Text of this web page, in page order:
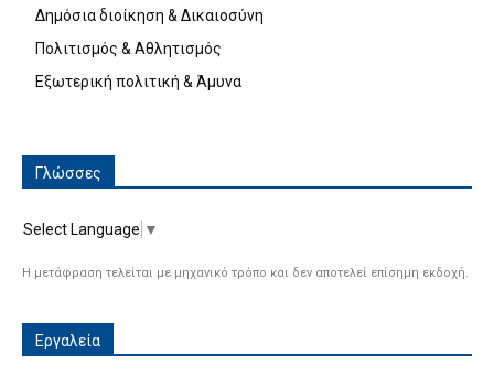
Δημόσια διοίκηση & Δικαιοσύνη
Πολιτισμός & Αθλητισμός
Εξωτερική πολιτική & Άμυνα
Γλώσσες
Select Language ▼
Η μετάφραση τελείται με μηχανικό τρόπο και δεν αποτελεί επίσημη εκδοχή.
Εργαλεία